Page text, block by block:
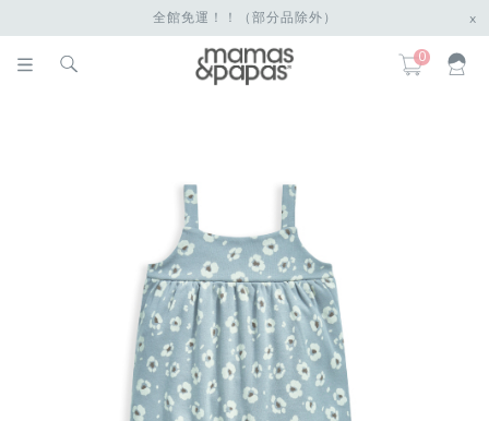
全館免運！！（部分品除外） x
0